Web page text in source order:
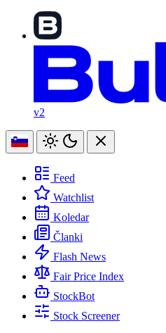
v2
Feed
Watchlist
Koledar
Članki
Flash News
Fair Price Index
StockBot
Stock Screener